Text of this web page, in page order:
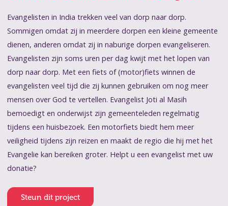
Evangelisten in India trekken veel van dorp naar dorp.
Sommigen omdat zij in meerdere dorpen een kleine gemeente
dienen, anderen omdat zij in naburige dorpen evangeliseren.
Evangelisten zijn soms uren per dag kwijt met het lopen van
dorp naar dorp. Met een fiets of (motor)fiets winnen de
evangelisten veel tijd die zij kunnen gebruiken om nog meer
mensen over God te vertellen. Evangelist Joti al Masih
bemoedigt en onderwijst zijn gemeenteleden regelmatig
tijdens een huisbezoek. Een motorfiets biedt hem meer
veiligheid tijdens zijn reizen en maakt de regio die hij met het
Evangelie kan bereiken groter. Helpt u een evangelist met uw
donatie?
Steun dit project